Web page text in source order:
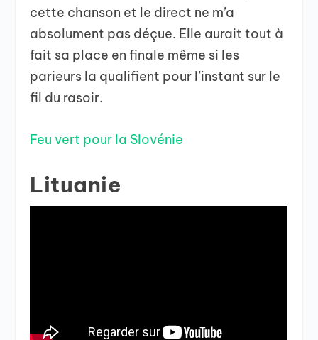
cette chanson et le direct ne m’a
absolument pas déçue. Elle aurait tout à
fait sa place en finale même si les
parieurs la qualifient pour l’instant sur le
fil du rasoir.
Feu vert pour la Slovénie
Lituanie